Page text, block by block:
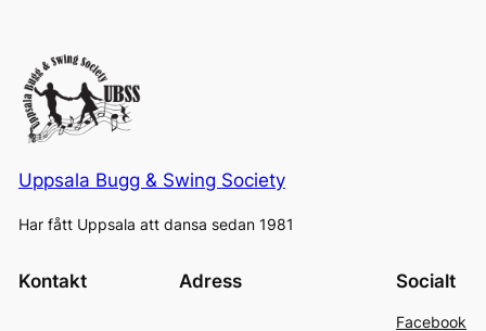
Uppsala Bugg & Swing Society
Har fått Uppsala att dansa sedan 1981
Kontakt Adress Socialt
Facebook